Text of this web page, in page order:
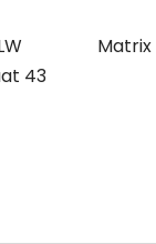
43